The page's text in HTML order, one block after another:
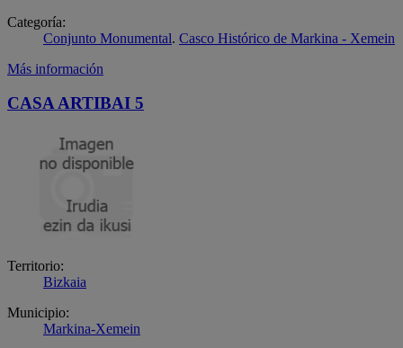
Categoría:
Conjunto Monumental. Casco Histórico de Markina - Xemein
Más información
CASA ARTIBAI 5
Territorio:
Bizkaia
Municipio:
Markina-Xemein